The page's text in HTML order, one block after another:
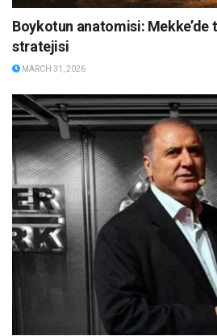
Boykotun anatomisi:
stratejisi
MARCH 31, 2026